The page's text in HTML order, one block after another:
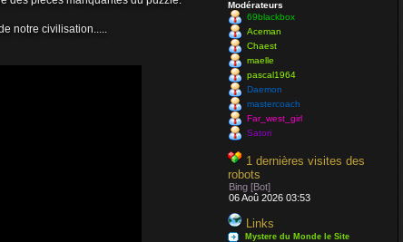
notre civilisation.....
Modérateurs
69blackbox
Aceman
Chaest
maelle
pascal1964
Daemon
mastercoach
Far_west_girl
Satori
1 dernières visites des
robots
Bing [Bot]
06 Aoû 2026 03:53
Links
Mystere du Monde le Site